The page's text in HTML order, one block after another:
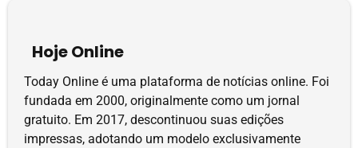
Hoje Online
Today Online é uma plataforma de notícias online. Foi
fundada em 2000, originalmente como um jornal
gratuito. Em 2017, descontinuou suas edições
impressas, adotando um modelo exclusivamente